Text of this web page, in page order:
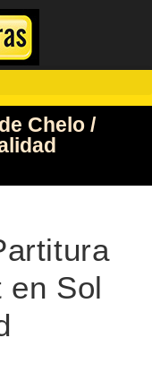
Chelo /
en Sol